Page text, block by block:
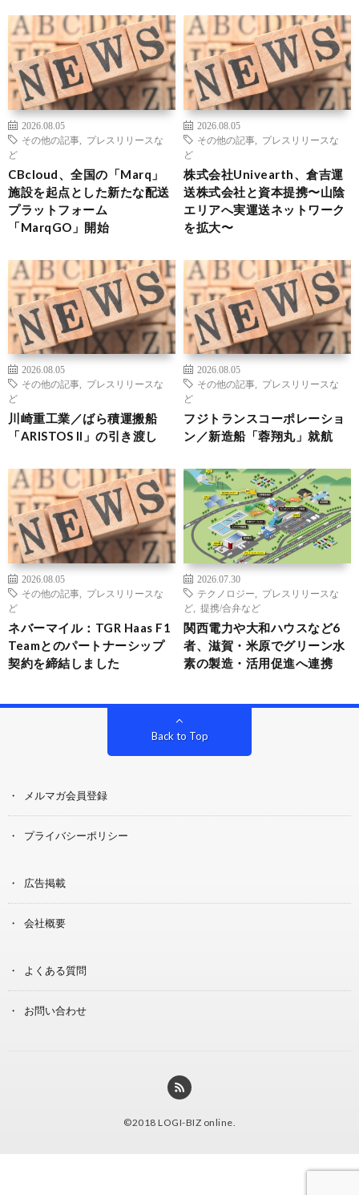
2026.08.05
その他の記事
プレスリリースな
ど
CBcloud、全国の「Marq」
施設を起点とした新たな配送
プラットフォーム
「MarqGO」開始
2026.08.05
その他の記事
プレスリリースな
ど
株式会社Univearth、倉吉運
送株式会社と資本提携〜山陰
エリアへ実運送ネットワーク
を拡大〜
2026.08.05
その他の記事
プレスリリースな
ど
川崎重工業／ばら積運搬船
「ARISTOS II」の引き渡し
2026.08.05
その他の記事
プレスリリースな
ど
フジトランスコーポレーショ
ン／新造船「蓉翔丸」就航
2026.08.05
その他の記事
プレスリリースな
ど
ネバーマイル：TGR Haas F1
Teamとのパートナーシップ
契約を締結しました
2026.07.30
テクノロジー
プレスリリースな
ど
提携/合弁など
関西電力や大和ハウスなど6
者、滋賀・米原でグリーン水
素の製造・活用促進へ連携
Back to Top
メルマガ会員登録
プライバシーポリシー
広告掲載
会社概要
よくある質問
お問い合わせ
©2018 LOGI-BIZ online